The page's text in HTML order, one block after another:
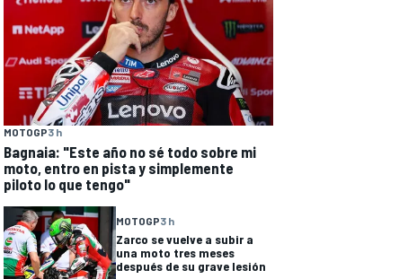
MOTOGP3 h
Bagnaia: "Este año no sé todo sobre mi
moto, entro en pista y simplemente
piloto lo que tengo"
MOTOGP3 h
Zarco se vuelve a subir a
una moto tres meses
después de su grave lesión